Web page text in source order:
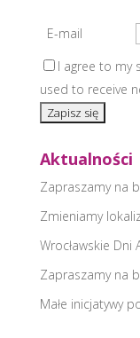
E-mail
I agree to my
used to receive
Aktualności
Zapraszamy na
Zmieniamy
Wrocławskie Dni
Zapraszamy na
Małe inicjatywy